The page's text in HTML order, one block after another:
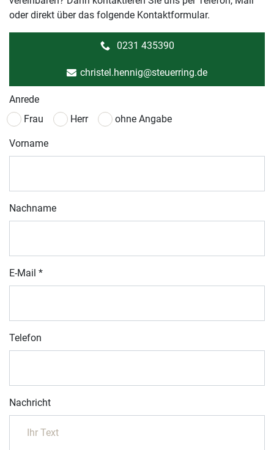
oder direkt über das folgende Kontaktformular.
0231 435390
christel.hennig@steuerring.de
Anrede
Frau
Herr ohne Angabe
Vorname
Nachname
E-Mail *
Telefon
Nachricht